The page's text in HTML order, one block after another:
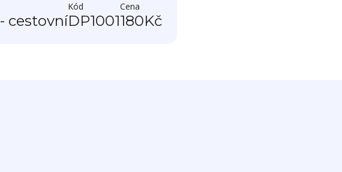
cestovní
Kód
DP1001
Cena
180Kč